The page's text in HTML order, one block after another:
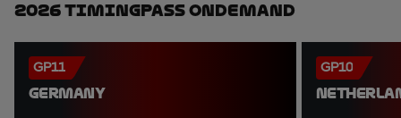
2026 TimingPass OnDemand
GP11
GERMANY
GP10